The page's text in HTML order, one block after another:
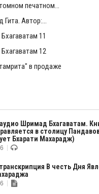
печатном...
Гита. Автор:...
11
12
в продаже
Шримад Бхагаватам.
в столицу
Бхарати Махарадж)
В честь Дня